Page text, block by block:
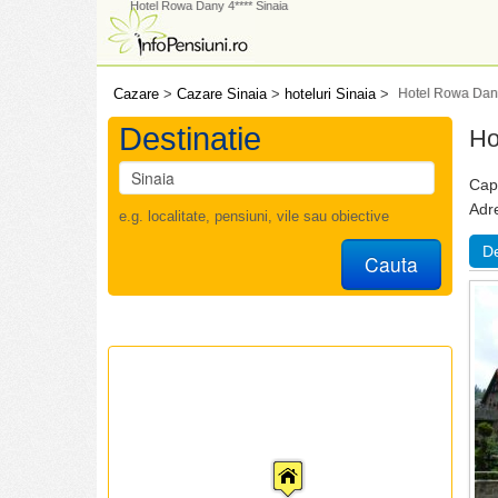
Hotel Rowa Dany 4**** Sinaia
Cazare > Cazare Sinaia> hoteluri Sinaia> Hotel Rowa
Destinatie
e.g. localitate, pensiuni, vile sau obiective
Cauta